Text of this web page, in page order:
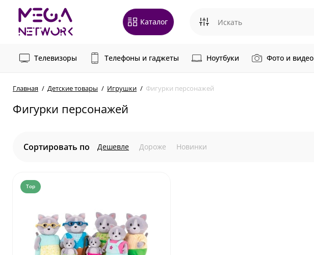
Каталог
Телевизоры Телефоны и гаджеты Ноутбуки Фото и видео
Главная Детские товары Игрушки Фигурки персонажей
Фигурки персонажей
Сортировать по Дешевле Дороже Новинки
Top